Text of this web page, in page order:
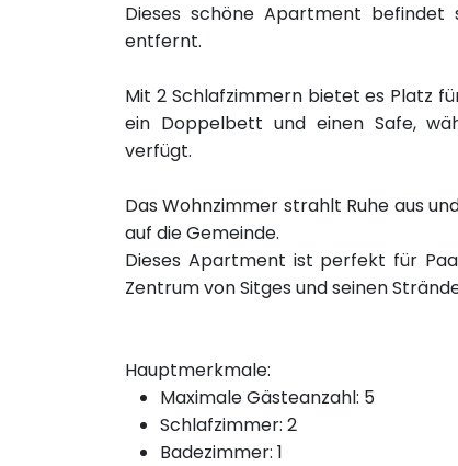
Dieses schöne Apartment
entfernt.
Mit 2 Schlafzimmern bietet es Platz
ein Doppelbett und einen Safe,
verfügt.
Das Wohnzimmer strahlt Ruhe aus
auf die Gemeinde.
Dieses Apartment ist perfekt für
Zentrum von Sitges und seinen
Hauptmerkmale:
Maximale Gästeanzahl: 5
Schlafzimmer: 2
Badezimmer: 1